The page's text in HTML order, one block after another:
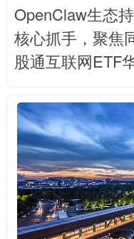
OpenClaw生态
核心抓手，聚焦
股通互联网ETF